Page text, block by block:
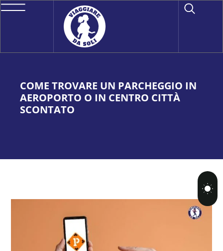
COME TROVARE UN PARCHEGGIO IN
AEROPORTO O IN CENTRO CITTÀ
SCONTATO